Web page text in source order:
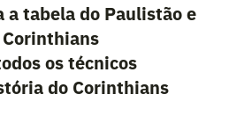
a tabela do Paulistão e
os técnicos
do Corinthians